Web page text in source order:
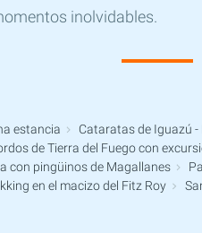
inolvidables.
estancia Cataratas de Iguazú -
de Tierra del Fuego con
con pingüinos de Magallanes
en el macizo del Fitz Roy